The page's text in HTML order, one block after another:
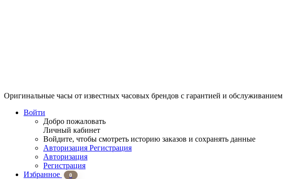
Оригинальные часы от известных часовых брендов с гарантией и обслуживанием
Войти
Добро пожаловать
Личный кабинет
Войдите, чтобы смотреть историю заказов и сохранять данные
Авторизация Регистрация
Авторизация
Регистрация
Избранное
0